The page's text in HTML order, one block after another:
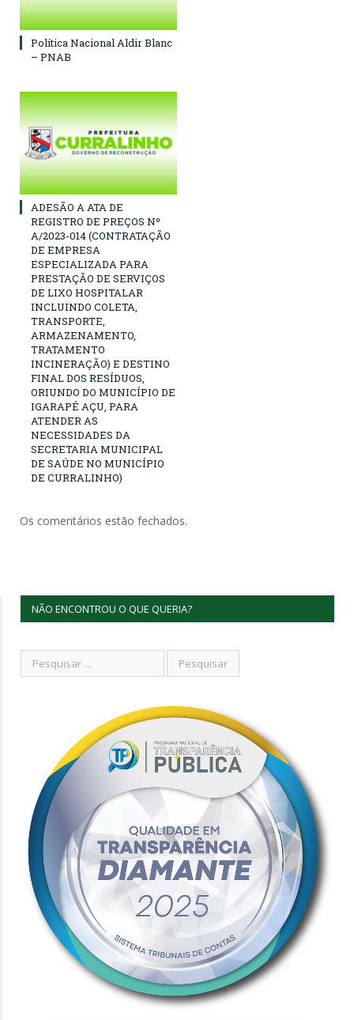
Política Nacional Aldir Blanc
– PNAB
ADESÃO A ATA DE
REGISTRO DE PREÇOS Nº
A/2023-014 (CONTRATAÇÃO
DE EMPRESA
ESPECIALIZADA PARA
PRESTAÇÃO DE SERVIÇOS
DE LIXO HOSPITALAR
INCLUINDO COLETA,
TRANSPORTE,
ARMAZENAMENTO,
TRATAMENTO
INCINERAÇÃO) E DESTINO
FINAL DOS RESÍDUOS,
ORIUNDO DO MUNICÍPIO DE
IGARAPÉ AÇU, PARA
ATENDER AS
NECESSIDADES DA
SECRETARIA MUNICIPAL
DE SAÚDE NO MUNICÍPIO
DE CURRALINHO)
Os comentários estão fechados.
NÃO ENCONTROU O QUE QUERIA?